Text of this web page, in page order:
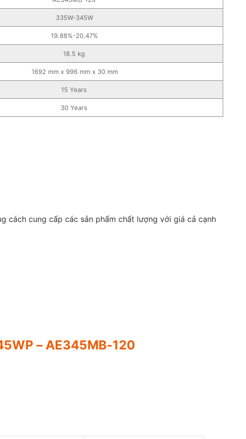
335W-345W
19.88%-20.47%
18.5 kg
1692 mm x 996 mm x 30 mm
15 Years
30 Years
cách cung cấp các sản phẩm chất lượng với giá cả cạnh
– AE345MB-120